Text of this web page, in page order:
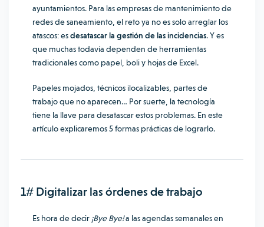
ayuntamientos. Para las empresas de mantenimiento de
redes de saneamiento, el reto ya no es solo arreglar los
atascos: esdesatascar la gestión de las incidencias. Y es
que muchas todavía dependen de herramientas
tradicionales como papel, boli y hojas de Excel.
Papeles mojados, técnicos ilocalizables, partes de
trabajo que no aparecen… Por suerte, la tecnología
tiene la llave para desatascar estos problemas. En este
artículo explicaremos 5 formas prácticas de lograrlo.
1# Digitalizar las órdenes de trabajo
Es hora de decir ¡Bye Bye!a las agendas semanales en